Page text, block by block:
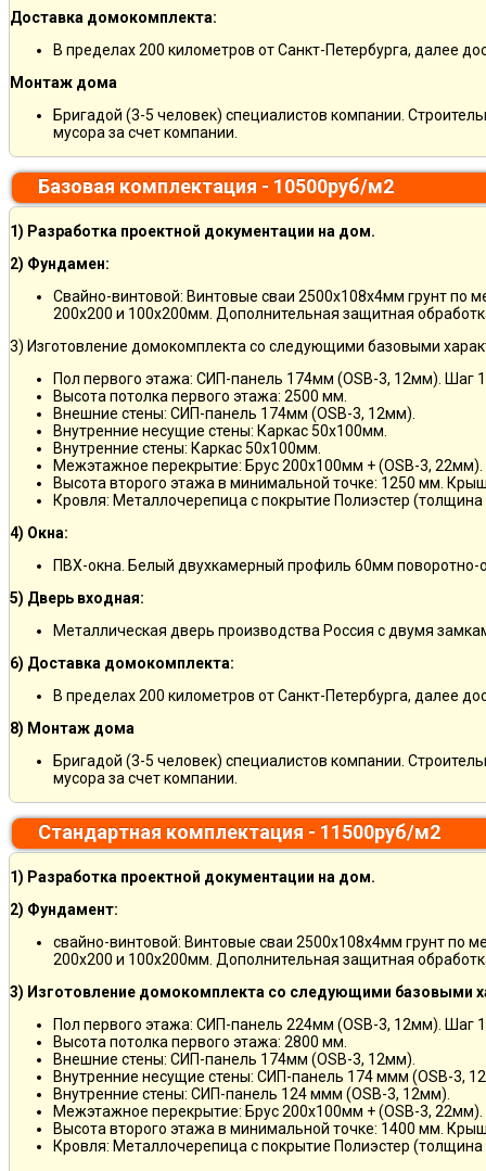
Доставка домокомплекта:
В пределах 200 километров от Санкт-Петербурга, далее
Монтаж дома
Бригадой (3-5 человек) специалистов компании.
мусора за счет компании.
Базовая комплектация - 10500руб/м2
1) Разработка проектной документации на дом.
2) Фундамен:
Свайно-винтовой: Винтовые сваи 2500х108х4мм грунт по
200х200 и 100х200мм. Дополнительная защитная
3) Изготовление домокомплекта со следующими базовыми
Пол первого этажа: СИП-панель 174мм (OSB-3, 12мм). Шаг
Высота потолка первого этажа: 2500 мм.
Внешние стены: СИП-панель 174мм (OSB-3, 12мм).
Внутренние несущие стены: Каркас 50х100мм.
Внутренние стены: Каркас 50х100мм.
Межэтажное перекрытие: Брус 200х100мм + (OSB-3, 22мм).
Высота второго этажа в минимальной точке: 1250 мм.
Кровля: Металлочерепица с покрытие Полиэстер
4) Окна:
ПВХ-окна. Белый двухкамерный профиль 60мм поворотно-
5) Дверь входная:
Металлическая дверь производства Россия с двумя
6) Доставка домокомплекта:
В пределах 200 километров от Санкт-Петербурга, далее
8) Монтаж дома
Бригадой (3-5 человек) специалистов компании.
мусора за счет компании.
Стандартная комплектация - 11500руб/м2
1) Разработка проектной документации на дом.
2) Фундамент:
свайно-винтовой: Винтовые сваи 2500х108х4мм грунт по
200х200 и 100х200мм. Дополнительная защитная
3) Изготовление домокомплекта со следующими базовыми
Пол первого этажа: СИП-панель 224мм (OSB-3, 12мм). Шаг
Высота потолка первого этажа: 2800 мм.
Внешние стены: СИП-панель 174мм (OSB-3, 12мм).
Внутренние несущие стены: СИП-панель 174 ммм (OSB-3,
Внутренние стены: СИП-панель 124 ммм (OSB-3, 12мм).
Межэтажное перекрытие: Брус 200х100мм + (OSB-3, 22мм).
Высота второго этажа в минимальной точке: 1400 мм.
Кровля: Металлочерепица с покрытие Полиэстер